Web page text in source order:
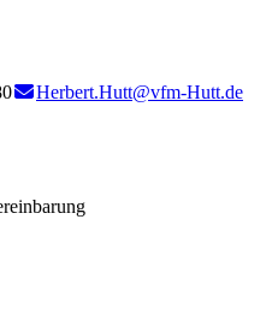
Herbert.Hutt@vfm-Hutt.de